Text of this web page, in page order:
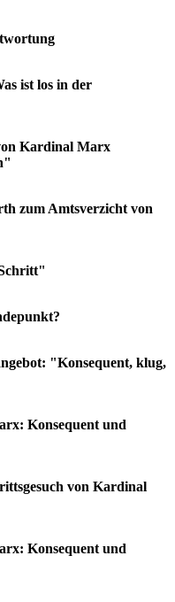
ist los in der
Kardinal Marx
zum Amtsverzicht von
"Konsequent, klug,
Konsequent und
von Kardinal
Konsequent und